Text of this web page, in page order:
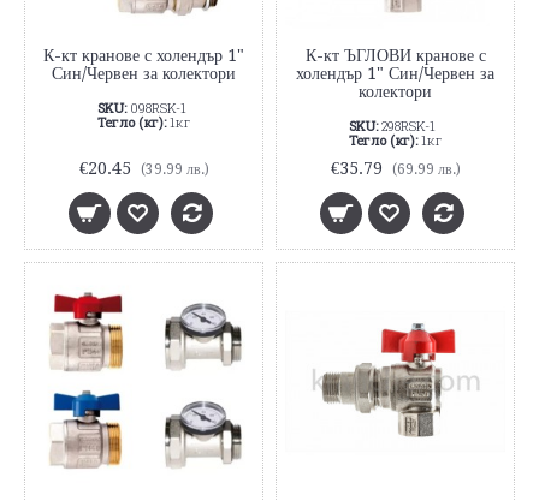
К-кт кранове с холендър 1"
Син/Червен за колектори
SKU:098RSK-1
Тегло (кг):1кг
€20.45 (39.99 лв.)
К-кт ЪГЛОВИ кранове с
холендър 1" Син/Червен за
колектори
SKU:298RSK-1
Тегло (кг):1кг
€35.79 (69.99 лв.)